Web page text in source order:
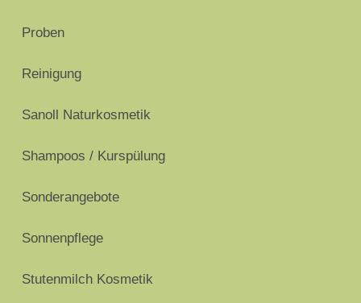
Proben
Reinigung
Sanoll Naturkosmetik
Shampoos / Kurspülung
Sonderangebote
Sonnenpflege
Stutenmilch Kosmetik